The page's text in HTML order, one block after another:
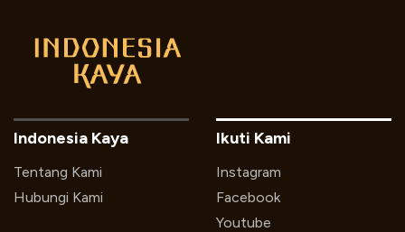
Indonesia Kaya
Tentang Kami
Hubungi Kami
Ikuti Kami
Instagram
Facebook
Youtube